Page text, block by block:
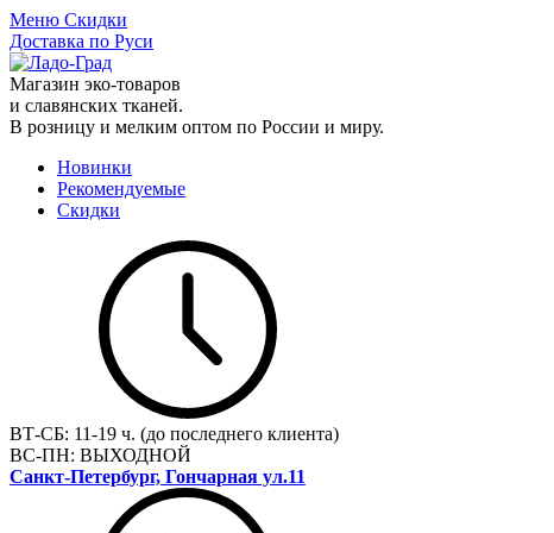
Меню Скидки
Доставка по Руси
Магазин эко-товаров
и славянских тканей.
В розницу и мелким оптом по России и миру.
Новинки
Рекомендуемые
Скидки
ВТ-СБ: 11-19 ч. (до последнего клиента)
ВС-ПН: ВЫХОДНОЙ
Санкт-Петербург, Гончарная ул.11